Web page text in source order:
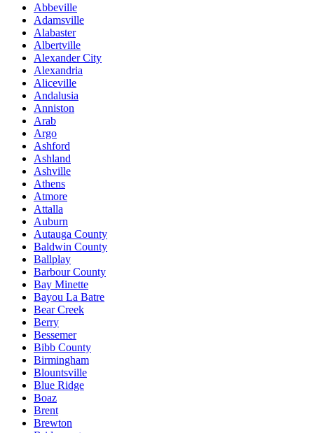
Abbeville
Adamsville
Alabaster
Albertville
Alexander City
Alexandria
Aliceville
Andalusia
Anniston
Arab
Argo
Ashford
Ashland
Ashville
Athens
Atmore
Attalla
Auburn
Autauga County
Baldwin County
Ballplay
Barbour County
Bay Minette
Bayou La Batre
Bear Creek
Berry
Bessemer
Bibb County
Birmingham
Blountsville
Blue Ridge
Boaz
Brent
Brewton